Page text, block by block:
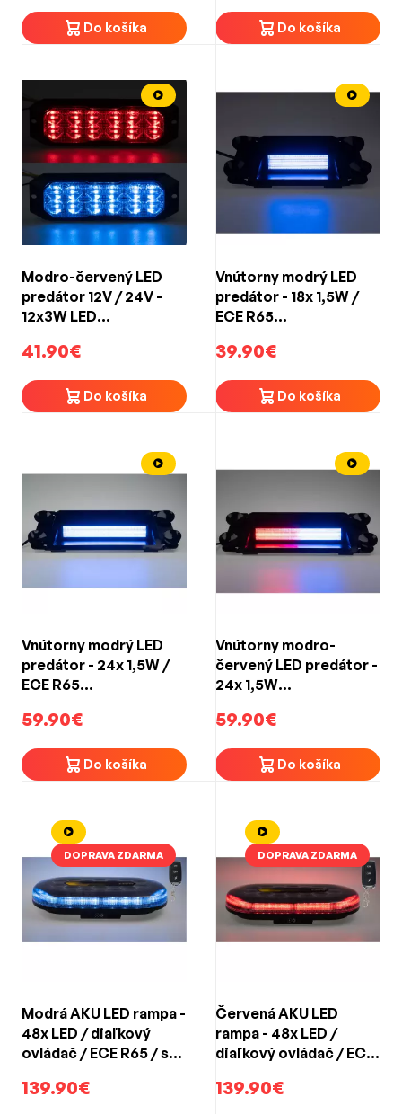
(304x157x44mm)
Do košíka Do košíka
Modro-červený LED
predátor 12V / 24V -
12x3W LED
41.90€
Do košíka
Vnútorny modrý LED
predátor - 18x 1,5W /
ECE R65
39.90€
Do košíka
Vnútorny modrý LED
predátor - 24x 1,5W /
ECE R65
59.90€
Do košíka
Vnútorny modro-
červený LED predátor -
24x 1,5W
59.90€
Do košíka
DOPRAVA ZDARMA
Modrá AKU LED rampa -
48x LED / diaľkový
ovládač / ECE R65 / s
(328x186x50mm)
139.90€
DOPRAVA ZDARMA
Červená AKU LED
rampa - 48x LED /
diaľkový ovládač / ECE
(328x186x50mm)
139.90€